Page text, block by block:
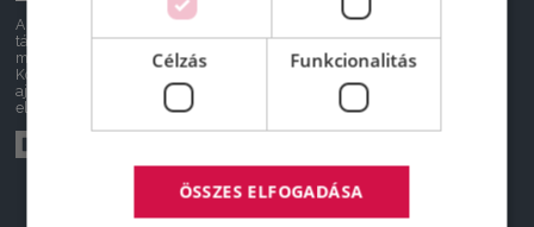
A honlapon feltüntetett árak
tájékoztató jellegűek, nem
minősülnek ajánlattételnek.
Konkrét, személyreszabott
ajánlatokért keressen minket
elérhetőségeinken.
Szerviz
Kapcsolat
Felvásárlás
Rólunk
Truck News
Célzás Funkcionalitás
ÖSSZES ELFOGADÁSA